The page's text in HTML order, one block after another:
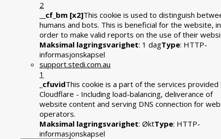
2
__cf_bm [x2]This cookie is used to distinguish
humans and bots. This is beneficial for the website, in
order to make valid reports on the use of their
Maksimal lagringsvarighet: 1 dagType: HTTP-
informasjonskapsel
support.stedi.com.au
1
_cfuvidThis cookie is a part of the services provided
Cloudflare - Including load-balancing, deliverance of
website content and serving DNS connection for
operators.
Maksimal lagringsvarighet: ØktType: HTTP-
informasjonskapsel